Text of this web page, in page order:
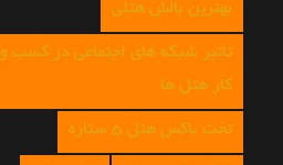
بهترین بالش هتلی
تاثیر شبکه های اجتماعی در کسب و
کار هتل ها
تخت باکس هتل 5 ستاره